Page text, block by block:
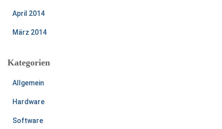
April 2014
März 2014
Kategorien
Allgemein
Hardware
Software